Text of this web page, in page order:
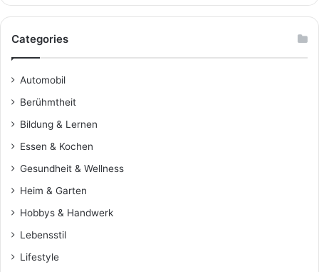
Categories
Automobil
Berühmtheit
Bildung & Lernen
Essen & Kochen
Gesundheit & Wellness
Heim & Garten
Hobbys & Handwerk
Lebensstil
Lifestyle